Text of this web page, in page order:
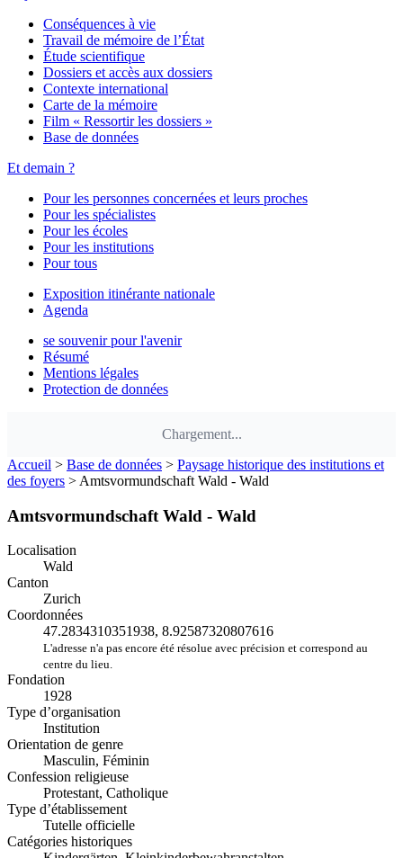
Conséquences à vie
Travail de mémoire de l’État
Étude scientifique
Dossiers et accès aux dossiers
Contexte international
Carte de la mémoire
Film « Ressortir les dossiers »
Base de données
Et demain ?
Pour les personnes concernées et leurs proches
Pour les spécialistes
Pour les écoles
Pour les institutions
Pour tous
Exposition itinérante nationale
Agenda
se souvenir pour l'avenir
Résumé
Mentions légales
Protection de données
Chargement...
Accueil > Base de données > Paysage historique des institutions et
des foyers > Amtsvormundschaft Wald - Wald
Amtsvormundschaft Wald - Wald
Localisation
Wald
Canton
Zurich
Coordonnées
47.2834310351938, 8.92587320807616
L'adresse n'a pas encore été résolue avec précision et correspond au
centre du lieu.
Fondation
1928
Type d’organisation
Institution
Orientation de genre
Masculin, Féminin
Confession religieuse
Protestant, Catholique
Type d’établissement
Tutelle officielle
Catégories historiques